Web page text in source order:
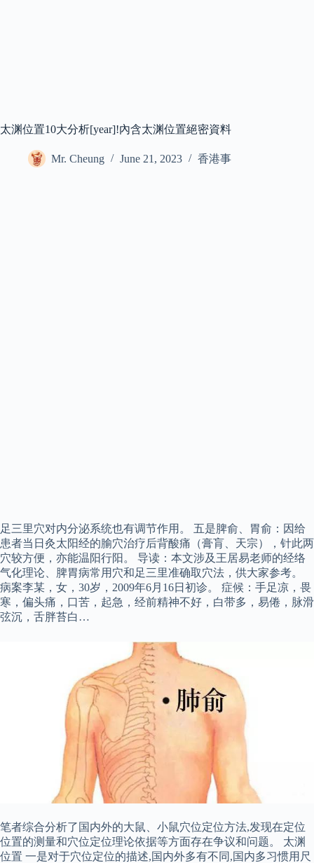
太渊位置10大分析[year]!內含太渊位置絕密資料
Mr. Cheung June 21, 2023 香港事
足三里穴对内分泌系统也有调节作用。 五是脾俞、胃俞：因给
患者当日灸太阳经的腧穴治疗后背酸痛（膏肓、天宗），针此两
穴较方便，亦能温阳行阳。 导读：本文涉及王居易老师的经络
气化理论、脾胃病常用穴和足三里准确取穴法，供大家参考。
病案李某，女，30岁，2009年6月16日初诊。 症候：手足凉，畏
寒，偏头痛，口苦，起急，经前精神不好，白带多，易倦，脉滑
弦沉，舌胖苔白…
笔者综合分析了国内外的大鼠、小鼠穴位定位方法,发现在定位
位置的测量和穴位定位理论依据等方面存在争议和问题。 太渊
位置 一是对于穴位定位的描述,国内外多有不同,国内多习惯用尺